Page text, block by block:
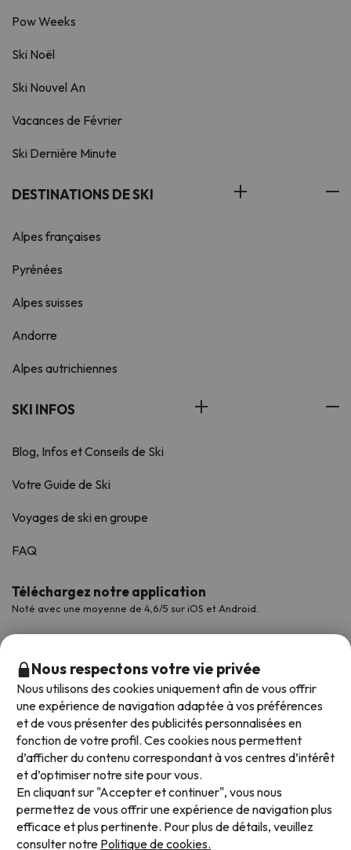
Pow Weeks
Ski Noël
Ski Nouvel An
Vacances de Février
Ski Dernière Minute
DESTINATIONS DE SKI
Alpes françaises
Pyrénées
Alpes suisses
Andorre
Alpes autrichiennes
SKI INFOS
Blog, Infos et Conseils de Ski
Votre Guide de Ski
Voyages de ski en groupe
FAQ
Téléchargez notre application
Noté avec une moyenne de 4,6/5 sur iOS et Android.
Modes de paiement disponibles
Nous respectons votre vie privée
Nous utilisons des cookies uniquement afin de vous offrir
une expérience de navigation adaptée à vos préférences
et de vous présenter des publicités personnalisées en
fonction de votre profil. Ces cookies nous permettent
d’afficher du contenu correspondant à vos centres d’intérêt
et d’optimiser notre site pour vous.
En cliquant sur "Accepter et continuer", vous nous
permettez de vous offrir une expérience de navigation plus
efficace et plus pertinente. Pour plus de détails, veuillez
consulter notre Politique de cookies.